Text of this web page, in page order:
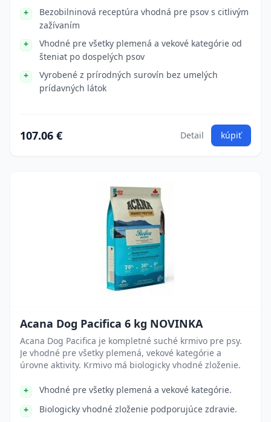
Bezobilninová receptúra vhodná pre psov s citlivým
zažívaním
Vhodné pre všetky plemená a vekové kategórie od
šteniat po dospelých psov
Vyrobené z prírodných surovín bez umelých
prídavných látok
107.06 € Detail kúpiť
Acana Dog Pacifica 6 kg NOVINKA
Acana Dog Pacifica je kompletné suché krmivo pre psy.
Je vhodné pre všetky plemená, vekové kategórie a
úrovne aktivity. Krmivo má biologicky vhodné zloženie.
Vhodné pre všetky plemená a vekové kategórie.
Biologicky vhodné zloženie podporujúce zdravie.